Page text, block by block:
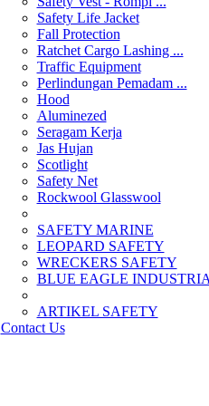
Safety Life Jacket
Fall Protection
Ratchet Cargo Lashing ...
Traffic Equipment
Perlindungan Pemadam ...
Hood
Aluminezed
Seragam Kerja
Jas Hujan
Scotlight
Safety Net
Rockwool Glasswool
SAFETY MARINE
LEOPARD SAFETY
WRECKERS SAFETY
BLUE EAGLE
­ARTIKEL SAFETY
Contact Us